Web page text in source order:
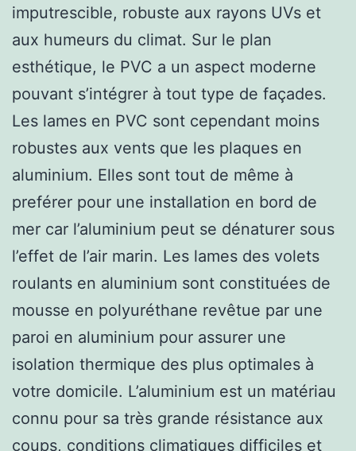
imputrescible, robuste aux rayons UVs et
aux humeurs du climat. Sur le plan
esthétique, le PVC a un aspect moderne
pouvant s’intégrer à tout type de façades.
Les lames en PVC sont cependant moins
robustes aux vents que les plaques en
aluminium. Elles sont tout de même à
preférer pour une installation en bord de
mer car l’aluminium peut se dénaturer sous
l’effet de l’air marin. Les lames des volets
roulants en aluminium sont constituées de
mousse en polyuréthane revêtue par une
paroi en aluminium pour assurer une
isolation thermique des plus optimales à
votre domicile. L’aluminium est un matériau
connu pour sa très grande résistance aux
coups, conditions climatiques difficiles et